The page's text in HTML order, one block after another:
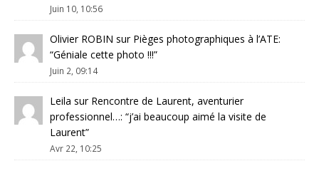
Juin 10, 10:56
Olivier ROBIN sur Pièges photographiques à l’ATE:
“Géniale cette photo !!!”
Juin 2, 09:14
Leila sur Rencontre de Laurent, aventurier
professionnel…: “j’ai beaucoup aimé la visite de
Laurent”
Avr 22, 10:25